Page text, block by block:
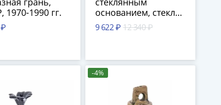
1970-1990 гг.
основанием, стекло,
текстиль, Китай,
2020 г.
9 622 ₽ 12 340 ₽
-4%